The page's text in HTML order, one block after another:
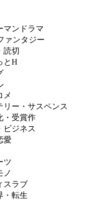
マンドラマ
ァンタジー
読切
とH
メ
リー・サスペンス
・受賞作
ビジネス
愛
ツ
ノ
スラブ
・転生